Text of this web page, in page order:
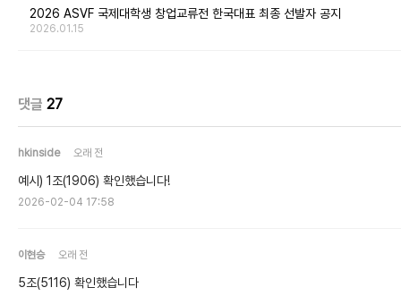
2026 ASVF 국제대학생 창업교류전 한국대표 최종 선발자 공지
2026.01.15
댓글 27
hkinside 오래 전
예시) 1조(1906) 확인했습니다!
2026-02-04 17:58
이현승 오래 전
5조(5116) 확인했습니다